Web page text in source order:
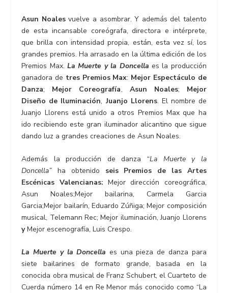
Asun Noalesvuelve a asombrar. Y además del talento
de esta incansable coreógrafa, directora e intérprete,
que brilla con intensidad propia, están, esta vez sí, los
grandes premios. Ha arrasado en la última edición de los
Premios Max.La Muerte y la Doncella es la producción
ganadora de tres Premios Max: Mejor Espectáculo de
Danza; Mejor Coreografía, Asun Noales; Mejor
Diseño de Iluminación,Juanjo Llorens. El nombre de
Juanjo Llorens está unido a otros Premios Max que ha
ido recibiendo este gran iluminador alicantino que sigue
dando luz a grandes creaciones de Asun Noales.
Además la producción de danza “La Muerte y la
Doncella” ha obtenido seis Premios de las Artes
Escénicas Valencianas: Mejor dirección coreográfica,
Asun Noales;Mejor bailarina, Carmela Garcia
Garcia;Mejor bailarín, Eduardo Zúñiga; Mejor composición
musical, Telemann Rec; Mejor iluminación, Juanjo Llorens
yMejor escenografía, Luis Crespo.
La Muerte y la Doncella es una pieza de danza para
siete bailarines de formato grande, basada en la
conocida obra musical de Franz Schubert, el Cuarteto de
Cuerda número 14 en Re Menor más conocido como “La